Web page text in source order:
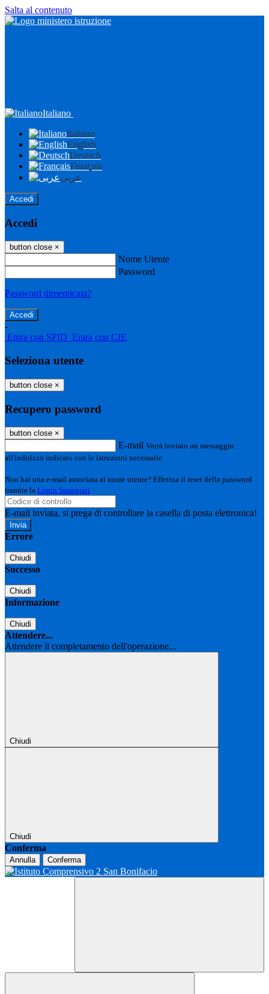
Salta al contenuto
Italiano
Italiano
English
Deutsch
Français
عربى
Accedi
Accedi
button close ×
Nome Utente
Password
Password dimenticata?
-
Entra con SPID Entra con CIE
Seleziona utente
button close ×
Recupero password
button close ×
E-mail Verrà inviato un messaggio
all'indirizzo indicato con le istruzioni necessarie.
Non hai una e-mail associata al nome utente? Effettua il reset della password
tramite la Login Spaggiari
E-mail inviata, si prega di controllare la casella di posta elettronica!
Errore
Chiudi
Successo
Chiudi
Informazione
Chiudi
Attendere...
Attendere il completamento dell'operazione...
Chiudi
Chiudi
Conferma
Annulla Conferma